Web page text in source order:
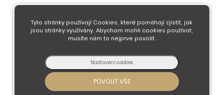
Kontaktujte nás
© 2026 - Developed by Insions.r.o. & Liberec
Tyto stránky používají Cookies, které pomáhají zjistit, jak
jsou stránky využívány. Abychom mohli cookies používat,
musíte nám to nejprve povolit.